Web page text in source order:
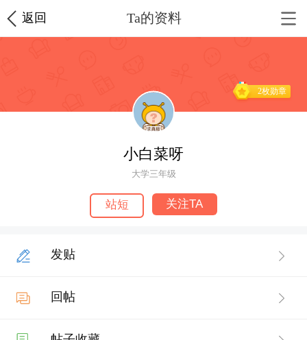
返回 Ta的资料
2枚勋章
小白菜呀
大学三年级
站短 关注TA
发贴
回帖